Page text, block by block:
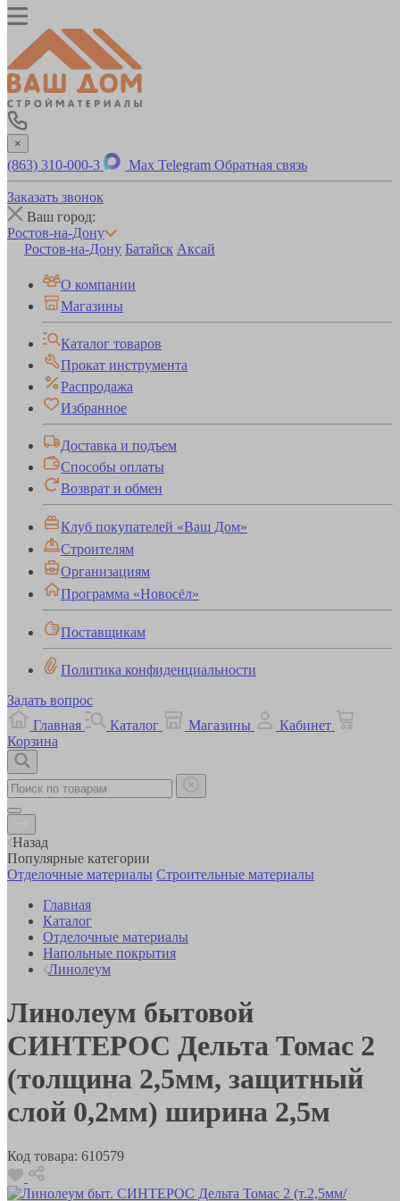
×
(863) 310-000-3 Max Telegram Обратная связь
Заказать звонок
Ваш город:
Ростов-на-Дону
Ростов-на-Дону Батайск Аксай
О компании
Магазины
Каталог товаров
Прокат инструмента
Распродажа
Избранное
Доставка и подъем
Способы оплаты
Возврат и обмен
Клуб покупателей «Ваш Дом»
Строителям
Организациям
Программа «Новосёл»
Поставщикам
Политика конфиденциальности
Задать вопрос
Главная
Каталог Магазины
Кабинет
Корзина
Назад
Популярные категории
Отделочные материалы Строительные материалы
Главная
Каталог
Отделочные материалы
Напольные покрытия
Линолеум
Линолеум бытовой
СИНТЕРОС Дельта Томас 2
(толщина 2,5мм, защитный
слой 0,2мм) ширина 2,5м
Код товара: 610579